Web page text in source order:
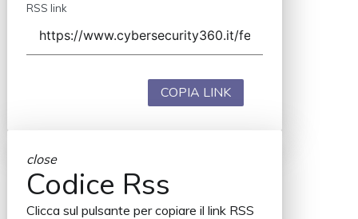
RSS link
COPIA LINK
close
Codice Rss
Clicca sul pulsante per copiare il link RSS